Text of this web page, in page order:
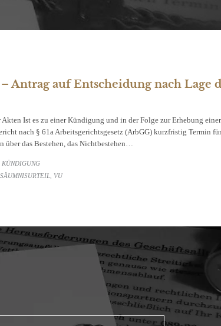
Antrag auf Entscheidung nach Lage
Ist es zu einer Kündigung und in der Folge zur Erhebung einer
nach § 61a Arbeitsgerichtsgesetz (ArbGG) kurzfristig Termin
über das Bestehen, das Nichtbestehen…
KÜNDIGUNG
VU